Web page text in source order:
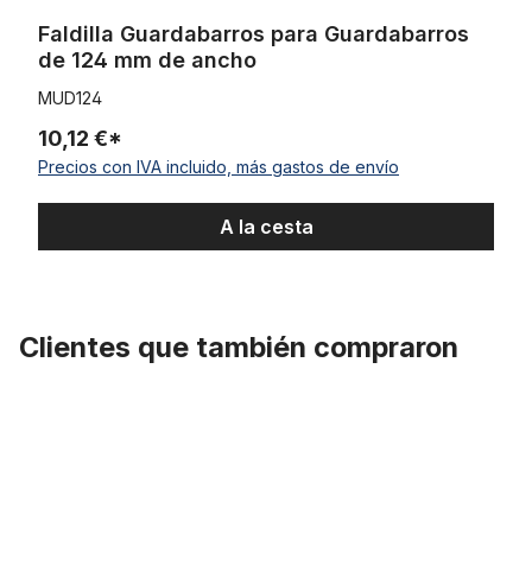
Faldilla Guardabarros para Guardabarros
de 124 mm de ancho
MUD124
10,12 €*
Precios con IVA incluido, más gastos de envío
A la cesta
Clientes que también compraron